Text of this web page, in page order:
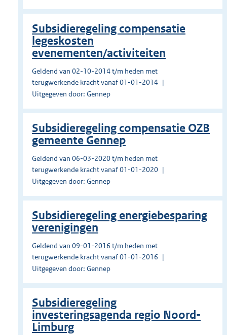
Subsidieregeling compensatie
legeskosten
evenementen/activiteiten
Geldend van 02-10-2014 t/m heden met
terugwerkende kracht vanaf 01-01-2014
Uitgegeven door: Gennep
Subsidieregeling compensatie OZB
gemeente Gennep
Geldend van 06-03-2020 t/m heden met
terugwerkende kracht vanaf 01-01-2020
Uitgegeven door: Gennep
Subsidieregeling energiebesparing
verenigingen
Geldend van 09-01-2016 t/m heden met
terugwerkende kracht vanaf 01-01-2016
Uitgegeven door: Gennep
Subsidieregeling
investeringsagenda regio Noord-
Limburg